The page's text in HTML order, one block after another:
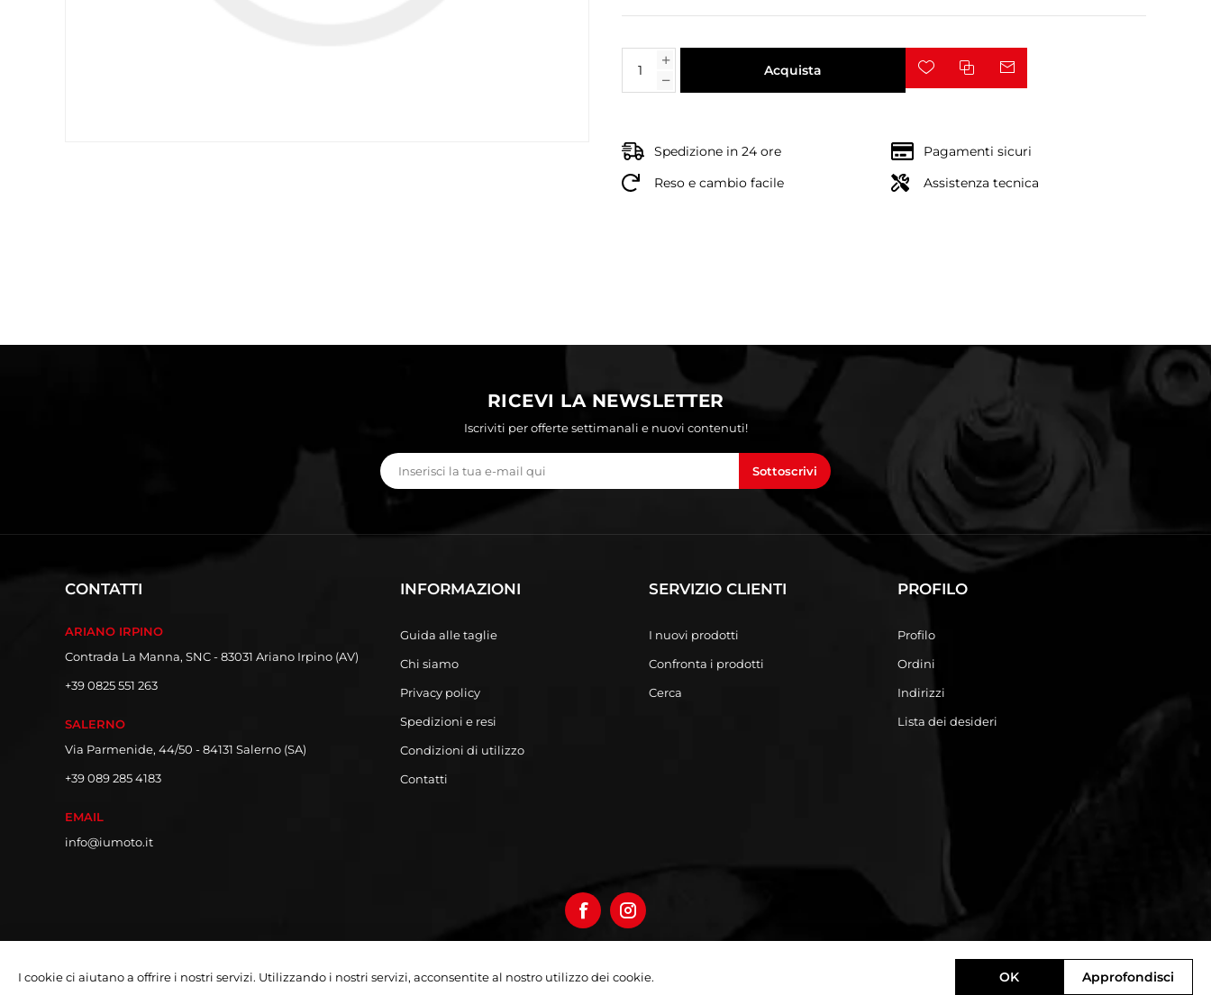
Acquista
Spedizione in 24 ore
Pagamenti sicuri
Reso e cambio facile
Assistenza tecnica
RICEVI LA NEWSLETTER
Iscriviti per offerte settimanali e nuovi contenuti!
Sottoscrivi
CONTATTI
ARIANO IRPINO
Contrada La Manna, SNC - 83031 Ariano Irpino (AV)
+39 0825 551 263
SALERNO
Via Parmenide, 44/50 - 84131 Salerno (SA)
+39 089 285 4183
EMAIL
info@iumoto.it
INFORMAZIONI
Guida alle taglie
Chi siamo
Privacy policy
Spedizioni e resi
Condizioni di utilizzo
Contatti
SERVIZIO CLIENTI
I nuovi prodotti
Confronta i prodotti
Cerca
PROFILO
Profilo
Ordini
Indirizzi
Lista dei desideri
I cookie ci aiutano a offrire i nostri servizi. Utilizzando i nostri servizi, acconsentite al nostro utilizzo dei cookie. OK Approfondisci